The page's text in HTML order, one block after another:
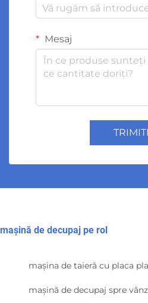
Mesaj
mașină de decupaj pe rol
mașina de taieră cu placa
mașină de decupaj spre